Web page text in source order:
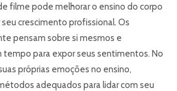
filme pode melhorar o ensino do corpo
crescimento profissional. Os
pensam sobre si mesmos e
para expor seus sentimentos. No
próprias emoções no ensino,
adequados para lidar com seu